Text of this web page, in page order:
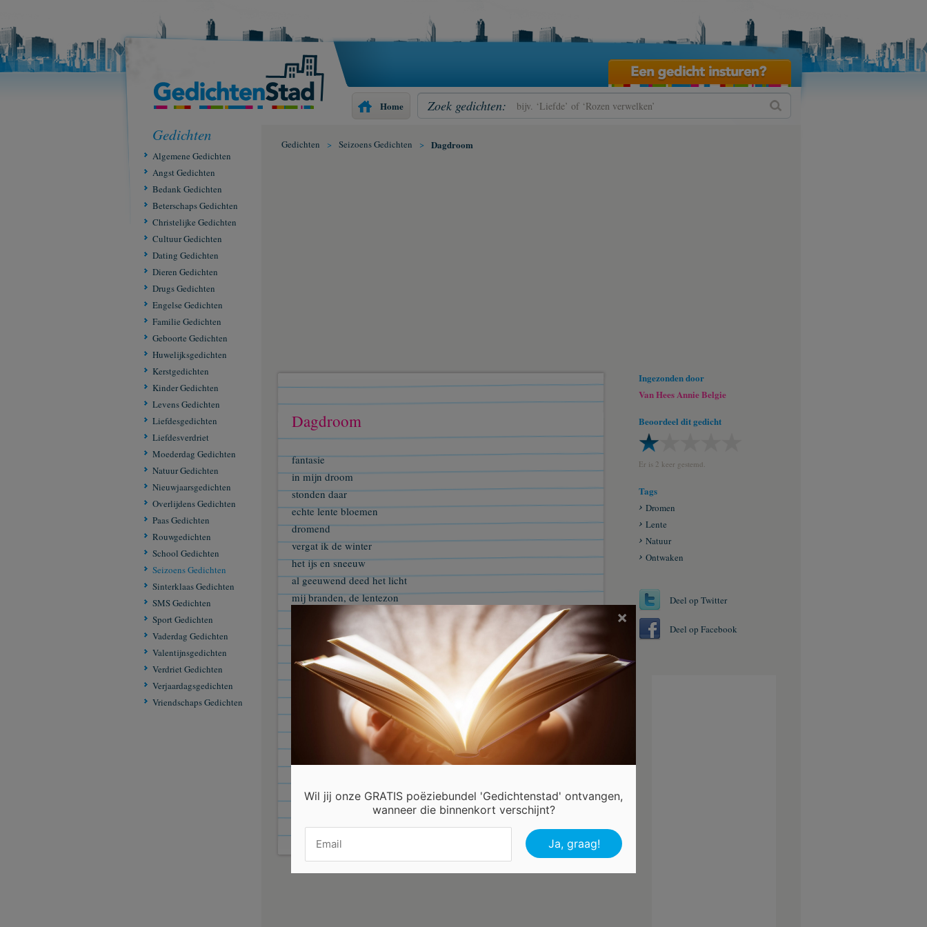
Home Zoek gedichten:
Gedichten
Algemene Gedichten
Angst Gedichten
Bedank Gedichten
Beterschaps Gedichten
Christelijke Gedichten
Cultuur Gedichten
Dating Gedichten
Dieren Gedichten
Drugs Gedichten
Engelse Gedichten
Familie Gedichten
Geboorte Gedichten
Huwelijksgedichten
Kerstgedichten
Kinder Gedichten
Levens Gedichten
Liefdesgedichten
Liefdesverdriet
Moederdag Gedichten
Natuur Gedichten
Nieuwjaarsgedichten
Overlijdens Gedichten
Paas Gedichten
Rouwgedichten
School Gedichten
Seizoens Gedichten
Sinterklaas Gedichten
SMS Gedichten
Sport Gedichten
Vaderdag Gedichten
Valentijnsgedichten
Verdriet Gedichten
Verjaardagsgedichten
Vriendschaps Gedichten
Gedichten > Seizoens Gedichten > Dagdroom
Dagdroom
fantasie
in mijn droom
stonden daar
echte lente bloemen
dromend
vergat ik de winter
het ijs en sneeuw
al geeuwend deed het licht
mij branden, de lentezon
verscheen, het mooiste
schilderij vertelde over
de lente , een zacht en teder
verhaal, lente heerlijk
genoot ik, van de
die lente geur
de mooie kleuren
Ingezonden door
Van Hees Annie Belgie
Beoordeel dit gedicht
Er is 2 keer gestemd.
Tags
Dromen
Lente
Natuur
Ontwaken
Deel op Twitter
Deel op Facebook
Wil jij onze GRATIS poëziebundel 'Gedichtenstad' ontvangen,
wanneer die binnenkort verschijnt?
×